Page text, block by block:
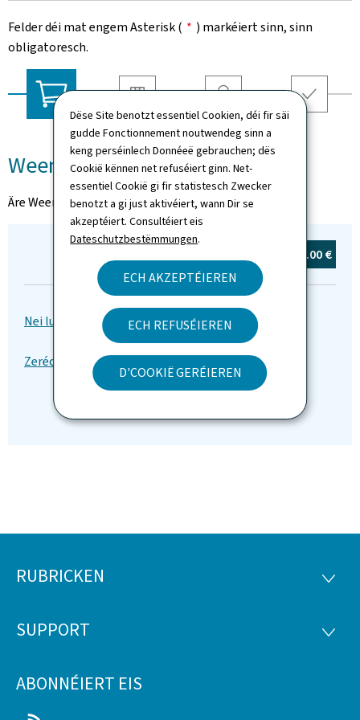
Dëse Site benotzt essentiel Cookien, déi fir säi
gudde Fonctionnement noutwendeg sinn a
keng perséinlech Donnéeë gebrauchen; dës
Cookië kënnen net refuséiert ginn. Net-
essentiel Cookië gi fir statistesch Zwecker
benotzt a gi just aktivéiert, wann Dir se
akzeptéiert. Consultéiert eis
Dateschutzbestëmmungen.
ECH AKZEPTÉIEREN
ECH REFUSÉIEREN
D'COOKIË GERÉIEREN
Felder déi mat engem Asterisk ( * ) markéiert sinn, sinn
obligatoresch.
Weenchen Liwwerung Coordonnéeën
Weenchen
Äre Weenchen ass eidel
0.00 €
Fousszeil
RUBRICKEN
SUPPORT
ABONNÉIERT EIS